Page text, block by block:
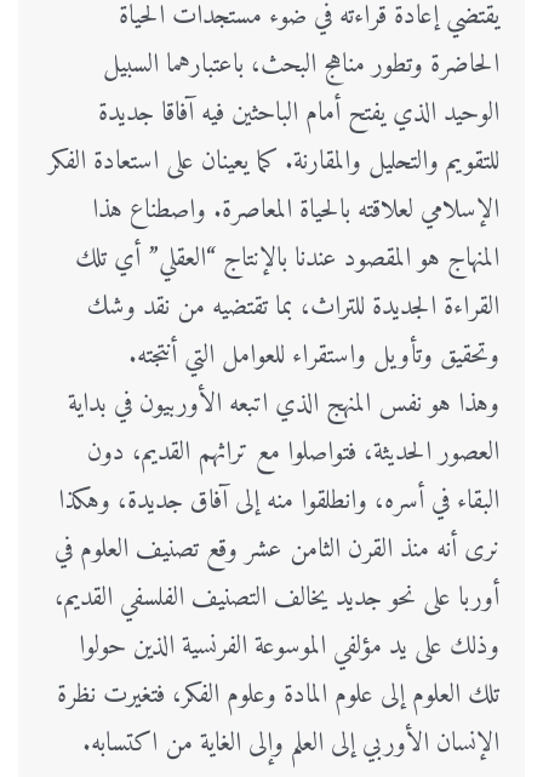
يقتضي إعادة قراءته في ضوء مستجدات الحياة
الحاضرة وتطور مناهج البحث، باعتبارهما السبيل
الوحيد الذي يفتح أمام الباحثين فيه آفاقا جديدة
للتقويم والتحليل والمقارنة. كما يعينان على استعادة الفكر
الإسلامي لعلاقته بالحياة المعاصرة. واصطناع هذا
المنهاج هو المقصود عندنا بالإنتاج “العقلي” أي تلك
القراءة الجديدة للتراث، بما تقتضيه من نقد وشك
وتحقيق وتأويل واستقراء للعوامل التي أنتجته.
وهذا هو نفس المنهج الذي اتبعه الأوربيون في بداية
العصور الحديثة، فتواصلوا مع تراثهم القديم، دون
البقاء في أسره، وانطلقوا منه إلى آفاق جديدة، وهكذا
نرى أنه منذ القرن الثامن عشر وقع تصنيف العلوم في
أوربا على نحو جديد يخالف التصنيف الفلسفي القديم،
وذلك على يد مؤلفي الموسوعة الفرنسية الذين حولوا
تلك العلوم إلى علوم المادة وعلوم الفكر، فتغيرت نظرة
الإنسان الأوربي إلى العلم وإلى الغاية من اكتسابه.